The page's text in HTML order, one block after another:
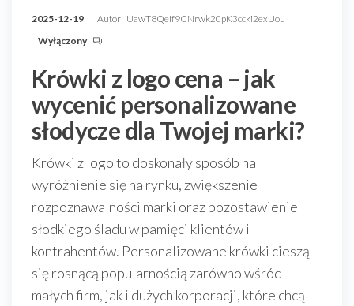
2025-12-19 Autor UawT8QeIf9CNrwk20pK3ccki2exUou
Wyłączony
Krówki z logo cena – jak
wycenić personalizowane
słodycze dla Twojej marki?
Krówki z logo to doskonały sposób na
wyróżnienie się na rynku, zwiększenie
rozpoznawalności marki oraz pozostawienie
słodkiego śladu w pamięci klientów i
kontrahentów. Personalizowane krówki cieszą
się rosnącą popularnością zarówno wśród
małych firm, jak i dużych korporacji, które chcą